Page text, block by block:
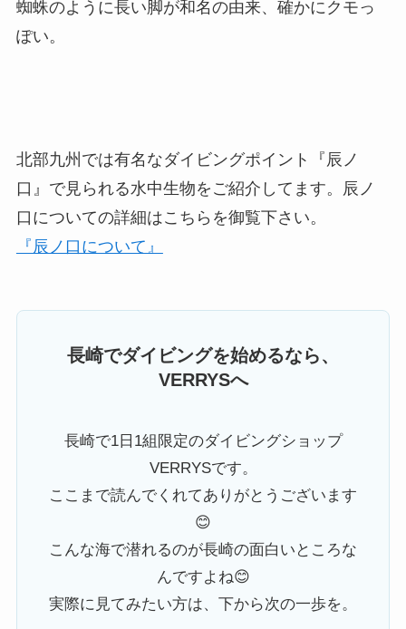
蜘蛛のように長い脚が和名の由来、確かにクモっ
ぽい。
北部九州では有名なダイビングポイント『辰ノ
口』で見られる水中生物をご紹介してます。辰ノ
口についての詳細はこちらを御覧下さい。
『辰ノ口について』
長崎でダイビングを始めるなら、
VERRYSへ
長崎で1日1組限定のダイビングショップ
VERRYSです。
ここまで読んでくれてありがとうございます
😊
こんな海で潜れるのが長崎の面白いところな
んですよね😊
実際に見てみたい方は、下から次の一歩を。